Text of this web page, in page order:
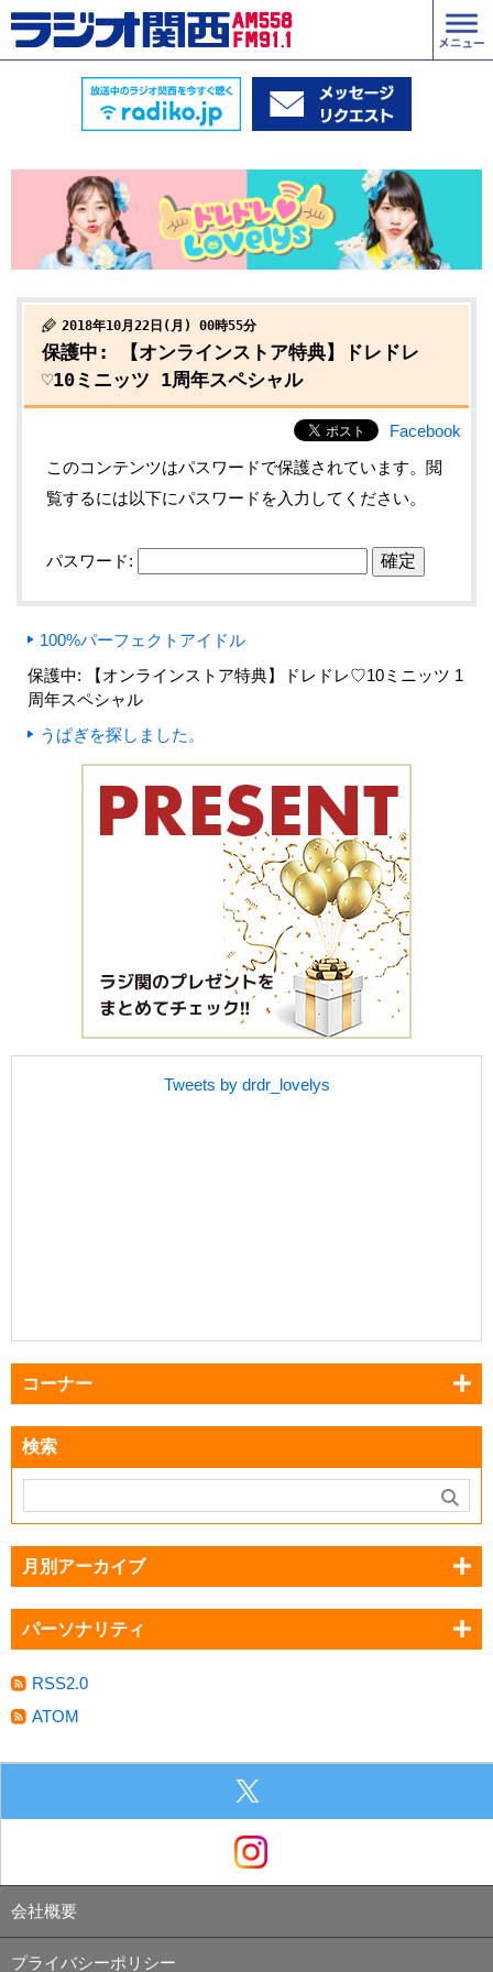
2018年10月22日(月) 00時55分
保護中: 【オンラインストア特典】ドレドレ
♡10ミニッツ 1周年スペシャル
Facebook
このコンテンツはパスワードで保護されています。閲
覧するには以下にパスワードを入力してください。
パスワード:
100%パーフェクトアイドル
保護中: 【オンラインストア特典】ドレドレ♡10ミニッツ 1
周年スペシャル
うぱぎを探しました。
Tweets by drdr_lovelys
コーナー
検索
月別アーカイブ
パーソナリティ
RSS2.0
ATOM
会社概要
プライバシーポリシー